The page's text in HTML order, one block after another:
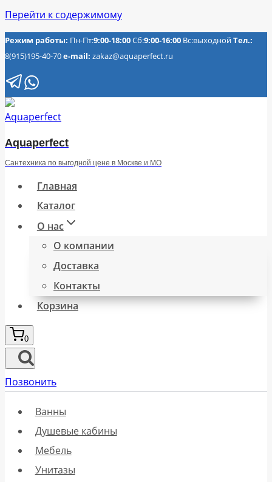
Перейти к содержимому
Режим работы: Пн-Пт:9:00-18:00Сб:9:00-16:00 Вс:выходнойТел.:
8(915)195-40-70e-mail: zakaz@aquaperfect.ru
Aquaperfect
Сантехника по выгодной цене в Москве и МО
Главная
Каталог
О нас
О компании
Доставка
Контакты
Корзина
0
Позвонить
Ванны
Душевые кабины
Мебель
Унитазы